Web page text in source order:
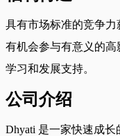
具有市场标准的竞争力
有机会参与有意义的高
学习和发展支持。
公司介绍
Dhyati 是一家快速成